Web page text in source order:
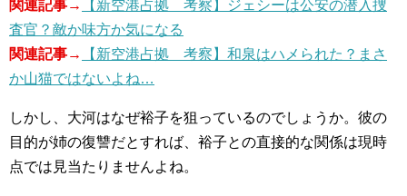
関連記事→
【新空港占拠 考察】ジェシーは公安の潜入捜
査官？敵か味方か気になる
関連記事→
【新空港占拠 考察】和泉はハメられた？まさ
か山猫ではないよね…
しかし、大河はなぜ裕子を狙っているのでしょうか。彼の
目的が姉の復讐だとすれば、裕子との直接的な関係は現時
点では見当たりませんよね。